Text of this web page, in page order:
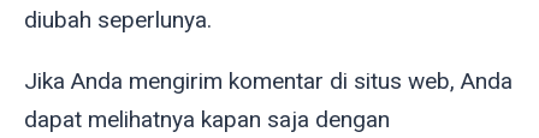
diubah seperlunya.
Jika Anda mengirim komentar di situs web, Anda
dapat melihatnya kapan saja dengan